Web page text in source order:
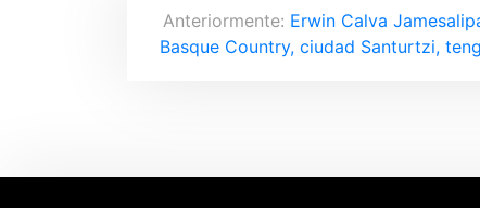
N
a
g
Anteriormente: Erwin Calva
Basque Country, ciudad Santurtzi,